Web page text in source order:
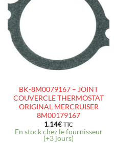
AJOUTER
D’ENVIES
BK-8M0079167 – JOINT
COUVERCLE THERMOSTAT
ORIGINAL MERCRUISER
8M00179167
1.14€ TTC
En stock chez le fournisseur
(+3 jours)